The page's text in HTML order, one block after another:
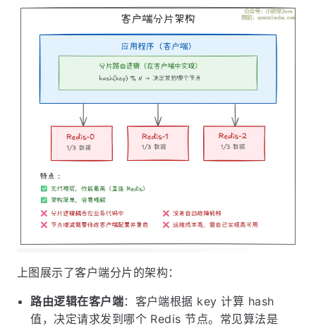
上图展示了客户端分片的架构：
路由逻辑在客户端：客户端根据 key 计算 hash
值，决定请求发到哪个 Redis 节点。常见算法是